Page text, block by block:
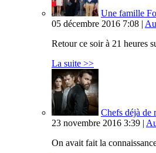
Une famille
05 décembre 2016 7:08 |
Retour ce soir à 21 heures
La suite >>
Chefs déjà de
23 novembre 2016 3:39 |
On avait fait la